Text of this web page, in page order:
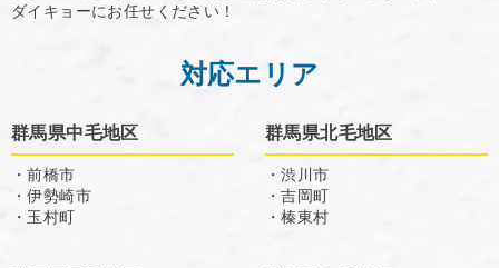
ダイキョーにお任せください！
対応エリア
群馬県中毛地区
・前橋市
・伊勢崎市
・玉村町
群馬県北毛地区
・渋川市
・吉岡町
・榛東村